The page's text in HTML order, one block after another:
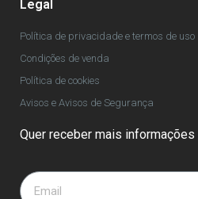
Legal
Política de privacidade e termos de uso
Condições de venda
Política de cookies
Avisos e Avisos de Segurança
Quer receber mais